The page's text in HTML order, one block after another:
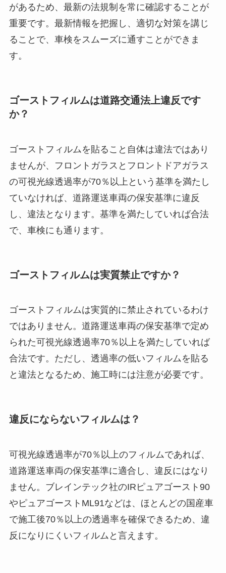
があるため、最新の法規制を常に確認することが
重要です。最新情報を把握し、適切な対策を講じ
ることで、車検をスムーズに通すことができま
す。
ゴーストフィルムは道路交通法上違反です
か？
ゴーストフィルムを貼ること自体は違法ではあり
ませんが、フロントガラスとフロントドアガラス
の可視光線透過率が70％以上という基準を満たし
ていなければ、道路運送車両の保安基準に違反
し、違法となります。基準を満たしていれば合法
で、車検にも通ります。
ゴーストフィルムは実質禁止ですか？
ゴーストフィルムは実質的に禁止されているわけ
ではありません。道路運送車両の保安基準で定め
られた可視光線透過率70％以上を満たしていれば
合法です。ただし、透過率の低いフィルムを貼る
と違法となるため、施工時には注意が必要です。
違反にならないフィルムは？
可視光線透過率が70％以上のフィルムであれば、
道路運送車両の保安基準に適合し、違反にはなり
ません。ブレインテック社のIRピュアゴースト90
やピュアゴーストML91などは、ほとんどの国産車
で施工後70％以上の透過率を確保できるため、違
反になりにくいフィルムと言えます。